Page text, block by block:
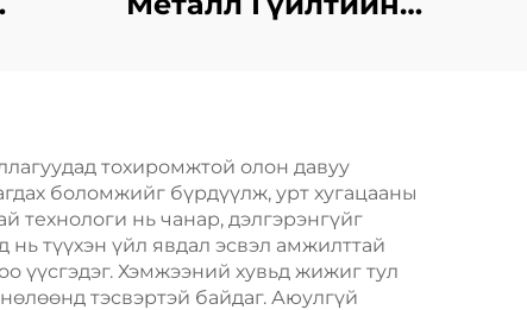
Өрсөлдөөний
Спортын Металл
Медаль
тохиромжтой олон давуу
боломжийг бүрдүүлж, урт хугацааны
технологи нь чанар, дэлгэрэнгүйг
түүхэн үйл явдал эсвэл амжилттай
үүсгэдэг. Хэмжээний хувьд жижиг тул
тэсвэртэй байдаг. Аюулгүй